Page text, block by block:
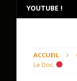
YOUTUBE !
ACCUEIL
Le Doc.